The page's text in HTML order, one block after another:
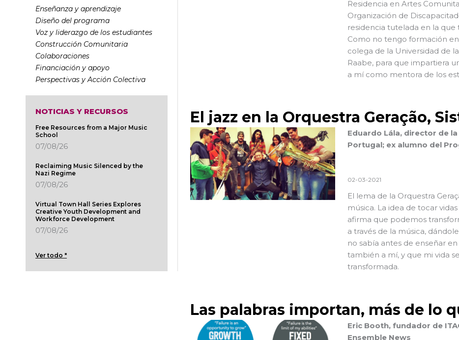
Enseñanza y aprendizaje
Diseño del programa
Voz y liderazgo de los estudiantes
Construcción Comunitaria
Colaboraciones
Financiación y apoyo
Perspectivas y Acción Colectiva
NOTICIAS Y RECURSOS
Free Resources from a Major Music
School
07/08/26
Reclaiming Music Silenced by the
Nazi Regime
07/08/26
Virtual Town Hall Series Explores
Creative Youth Development and
Workforce Development
07/08/26
Ver todo "
Residencia en Artes
Organización de
residencia tutelada en la que
Como no tengo formación
colega de la Universidad de
Raabe, para que impartiera
a mí como mentora de los
El jazz en la Orquestra Geração,
Eduardo Lála, director de
Portugal; ex alumno del
02-03-2021
El lema de la Orquestra
música. La idea de tocar
afirma que podemos
a través de la música,
no sabía antes de enseñar
también a mí, y que mi vida
transformada.
Las palabras importan, más de lo
Eric Booth, fundador de
Ensemble News